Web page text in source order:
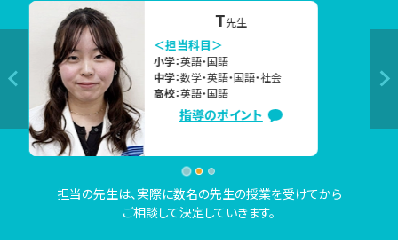
・部活動や習い事と両立できる個別指導塾を探している
といったご相談が増えてきます。
関西個別指導学院 鈴蘭台教室では、「勉強時間を増やすこ
と」だけでなく、「今のお子さまに必要な学習を、最適な順番
で進めること」を大切にしています。
苦手単元の復習、2学期の予習、定期テスト対策、受験対策な
ど、優先すべき内容は一人ひとり異なります。そのため、現在
の学習状況や目標を確認し、お子さまに合わせた学習計画
をご提案しています。
H
＜担当科目＞
小学：算数・英語・国語・理科
中学：数学・英語・国語・理科
高校：数学・英語・国語・理科
指導のポイント
担当の先生は、実際に数名の先生の授業を受けてから
ご相談して決定していきます。